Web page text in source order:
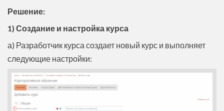
Решение:
1) Создание и настройка курса
а) Разработчик курса создает новый курс и выполняет
следующие настройки: